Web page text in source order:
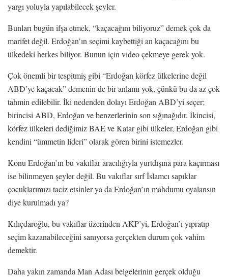
yargı yoluyla yapılabilecek şeyler.
Bunları bugün ifşa etmek, “kaçacağını biliyoruz” demek çok da
marifet değil. Erdoğan’ın seçimi kaybettiği an kaçacağını bu
ülkedeki herkes biliyor. Bunun için video çekmeye gerek yok.
Çok önemli bir tespitmiş gibi “Erdoğan körfez ülkelerine değil
ABD’ye kaçacak” demenin de bir anlamı yok, çünkü bu da az çok
tahmin edilebilir. İki nedenden dolayı Erdoğan ABD’yi seçer;
birincisi ABD, Erdoğan ve benzerlerinin son sığınağıdır. İkincisi,
körfez ülkeleri dediğimiz BAE ve Katar gibi ülkeler, Erdoğan gibi
kendini “ümmetin lideri” olarak gören birini istemezler.
Konu Erdoğan’ın bu vakıflar aracılığıyla yurtdışına para kaçırması
ise bilinmeyen şeyler değil. Bu vakıflar sırf İslamcı sapıklar
çocuklarımızı taciz etsinler ya da Erdoğan’ın mahdumu oyalansın
diye kurulmadı ya?
Kılıçdaroğlu, bu vakıflar üzerinden AKP’yi, Erdoğan’ı yıpratıp
seçim kazanabileceğini sanıyorsa gerçekten durum çok vahim
demektir.
Daha yakın zamanda Man Adası belgelerinin gerçek olduğu